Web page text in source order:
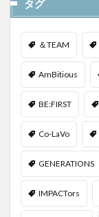
タグ
＆TEAM
AmBitious
BE:FIRST
Co-LaVo
GENERATIONS
IMPACTors